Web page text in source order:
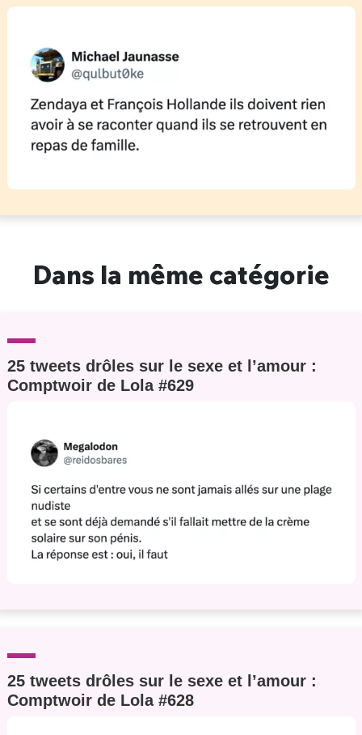
Dans la même catégorie
25 tweets drôles sur le sexe et l’amour :
Comptwoir de Lola #629
25 tweets drôles sur le sexe et l’amour :
Comptwoir de Lola #628